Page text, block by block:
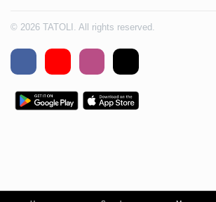
© 2026 TATOLI. All rights reserved.